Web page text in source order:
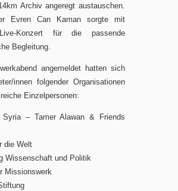
Archiv angeregt austauschen.
Evren Can Kaman sorgte mit
Konzert für die passende
Begleitung.
angemeldet hatten sich
innen folgender Organisationen
Einzelpersonen:
Syria – Tamer Alawan & Friends
die Welt
Wissenschaft und Politik
Missionswerk